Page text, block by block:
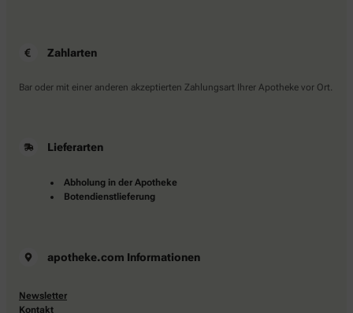
Zahlarten
Bar oder mit einer anderen akzeptierten Zahlungsart Ihrer Apotheke vor Ort.
Lieferarten
Abholung in der Apotheke
Botendienstlieferung
apotheke.com Informationen
Newsletter
Kontakt